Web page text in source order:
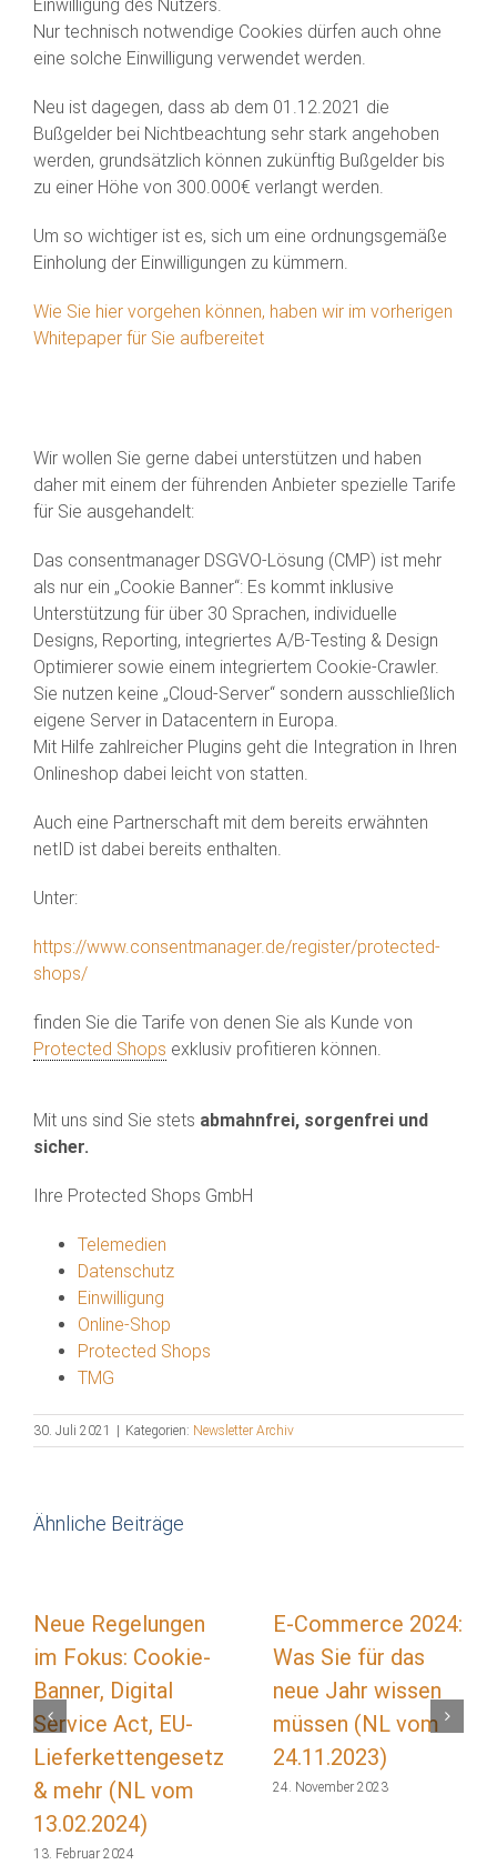
Einwilligung des Nutzers.
Nur technisch notwendige Cookies dürfen auch ohne
eine solche Einwilligung verwendet werden.
Neu ist dagegen, dass ab dem 01.12.2021 die
Bußgelder bei Nichtbeachtung sehr stark angehoben
werden, grundsätzlich können zukünftig Bußgelder bis
zu einer Höhe von 300.000€ verlangt werden.
Um so wichtiger ist es, sich um eine ordnungsgemäße
Einholung der Einwilligungen zu kümmern.
Wie Sie hier vorgehen können, haben wir im vorherigen
Whitepaper für Sie aufbereitet
Wir wollen Sie gerne dabei unterstützen und haben
daher mit einem der führenden Anbieter spezielle Tarife
für Sie ausgehandelt:
Das consentmanager DSGVO-Lösung (CMP) ist mehr
als nur ein „Cookie Banner“: Es kommt inklusive
Unterstützung für über 30 Sprachen, individuelle
Designs, Reporting, integriertes A/B-Testing & Design
Optimierer sowie einem integriertem Cookie-Crawler.
Sie nutzen keine „Cloud-Server“ sondern ausschließlich
eigene Server in Datacentern in Europa.
Mit Hilfe zahlreicher Plugins geht die Integration in Ihren
Onlineshop dabei leicht von statten.
Auch eine Partnerschaft mit dem bereits erwähnten
netID ist dabei bereits enthalten.
Unter:
https://www.consentmanager.de/register/protected-
shops/
finden Sie die Tarife von denen Sie als Kunde von
Protected Shops exklusiv profitieren können.
Mit uns sind Sie stets abmahnfrei, sorgenfrei und
sicher.
Ihre Protected Shops GmbH
Telemedien
Datenschutz
Einwilligung
Online-Shop
Protected Shops
TMG
30. Juli 2021 | Kategorien: Newsletter Archiv
Ähnliche Beiträge
Neue Regelungen
im Fokus: Cookie-
Banner, Digital
Service Act, EU-
Lieferkettengesetz
& mehr (NL vom
13.02.2024)
13. Februar 2024
E-Commerce 2024:
Was Sie für das
neue Jahr wissen
müssen (NL vom
24.11.2023)
24. November 2023